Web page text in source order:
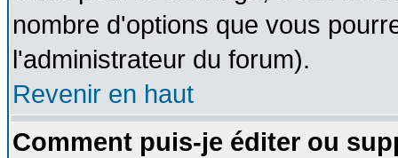
nombre d'options que vous
l'administrateur du forum).
Revenir en haut
Comment puis-je éditer ou